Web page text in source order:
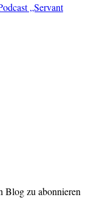
„Servant
Blog zu abonnieren